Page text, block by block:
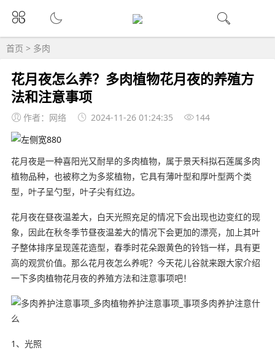
首页 > 多肉
花月夜怎么养？多肉植物花月夜的养殖方
法和注意事项
作者：网络 2024-11-26 01:24:35 144
花月夜是一种喜阳光又耐旱的多肉植物，属于景天科拟石莲属多肉
植物品种，也被称之为多浆植物，它具有薄叶型和厚叶型两个类
型，叶子呈勺型，叶子尖有红边。
花月夜在昼夜温差大，白天光照充足的情况下会出现也边变红的现
象，因此在秋冬季节昼夜温差大的情况下会更加的漂亮，加上其叶
子整体排序呈现莲花造型，春季时花朵跟黄色的铃铛一样，具有更
高的观赏价值。那么花月夜怎么养呢？今天花儿谷就来跟大家介绍
一下多肉植物花月夜的养殖方法和注意事项吧！
1、光照